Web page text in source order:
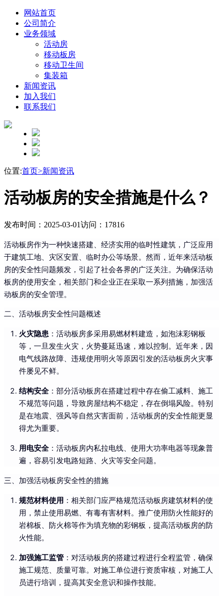
网站首页
公司简介
业务领域
活动房
移动板房
移动卫生间
集装箱
新闻资讯
加入我们
联系我们
位置:首页>新闻资讯
活动板房的安全措施是什么？
发布时间：2025-03-01访问：17816
活动板房作为一种快速搭建、经济实用的临时性建筑，广泛应用
于建筑工地、灾区安置、临时办公等场景。然而，近年来活动板
房的安全性问题频发，引起了社会各界的广泛关注。为确保活动
板房的使用安全，相关部门和企业正在采取一系列措施，加强活
动板房的安全管理。
二、活动板房安全性问题概述
火灾隐患 ：活动板房多采用易燃材料建造，如泡沫彩钢板
等，一旦发生火灾，火势蔓延迅速，难以控制。近年来，因
电气线路故障、违规使用明火等原因引发的活动板房火灾事
件屡见不鲜。
结构安全：部分活动板房在搭建过程中存在偷工减料、施工
不规范等问题，导致房屋结构不稳定，存在倒塌风险。特别
是在地震、强风等自然灾害面前，活动板房的安全性能更显
得尤为重要。
用电安全：活动板房内私拉电线、使用大功率电器等现象普
遍，容易引发电路短路、火灾等安全问题。
三、加强活动板房安全性的措施
规范材料使用 ：相关部门应严格规范活动板房建筑材料的使
用，禁止使用易燃、有毒有害材料。推广使用防火性能好的
岩棉板、防火棉等作为填充物的彩钢板，提高活动板房的防
火性能。
加强施工监管 ：对活动板房的搭建过程进行全程监管，确保
施工规范、质量可靠。对施工单位进行资质审核，对施工人
员进行培训，提高其安全意识和操作技能。